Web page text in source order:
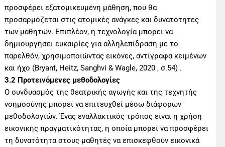
προσφέρει εξατομικευμένη μάθηση, που θα
προσαρμόζεται στις ατομικές ανάγκες και δυνατότητες
των μαθητών. Επιπλέον, η τεχνολογία μπορεί να
δημιουργήσει ευκαιρίες για αλληλεπίδραση με το
παρελθόν, χρησιμοποιώντας εικόνες, αντίγραφα κειμένων
και ήχο (Bryant, Heitz, Sanghvi & Wagle, 2020 , σ.54) .
3.2 Προτεινόμενες μεθοδολογίες
Ο συνδυασμός της θεατρικής αγωγής και της τεχνητής
νοημοσύνης μπορεί να επιτευχθεί μέσω διάφορων
μεθοδολογιών. Ένας εναλλακτικός τρόπος είναι η χρήση
εικονικής πραγματικότητας, η οποία μπορεί να προσφέρει
τη δυνατότητα στους μαθητές να επισκεφθούν εικονικά